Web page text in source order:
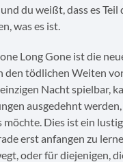
du weißt, dass es Teil
was es ist.
Long Gone ist die
den tödlichen Weiten
Nacht spielbar,
ausgedehnt
möchte. Dies ist ein
erst anfangen zu
oder für diejenigen,